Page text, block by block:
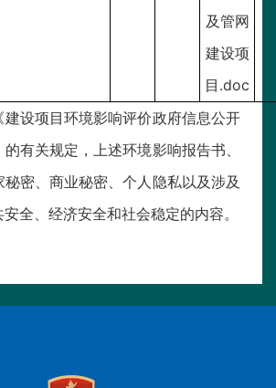
及管网
建设项
目.doc
建设项目环境影响评价政府信息公开
有关规定，上述环境影响报告书、
密、商业秘密、个人隐私以及涉及
全、经济安全和社会稳定的内容。